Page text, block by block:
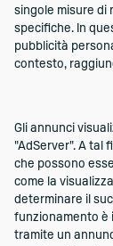
singole misure di
specifiche. In
pubblicità
contesto,
Gli annunci
"AdServer". A tal
che possono
come la
determinare il
funzionamento è
tramite un